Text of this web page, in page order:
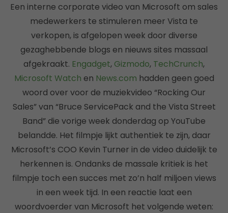
Een interne corporate video van Microsoft om sales
medewerkers te stimuleren meer Vista te
verkopen, is afgelopen week door diverse
gezaghebbende blogs en nieuws sites massaal
afgekraakt. Engadget, Gizmodo, TechCrunch,
Microsoft Watch en News.com hadden geen goed
woord over voor de muziekvideo “Rocking Our
Sales” van “Bruce ServicePack and the Vista Street
Band” die vorige week donderdag op YouTube
belandde. Het filmpje lijkt authentiek te zijn, daar
Microsoft’s COO Kevin Turner in de video duidelijk te
herkennen is. Ondanks de massale kritiek is het
filmpje toch een succes met zo’n half miljoen views
in een week tijd. In een reactie laat een
woordvoerder van Microsoft het volgende weten: